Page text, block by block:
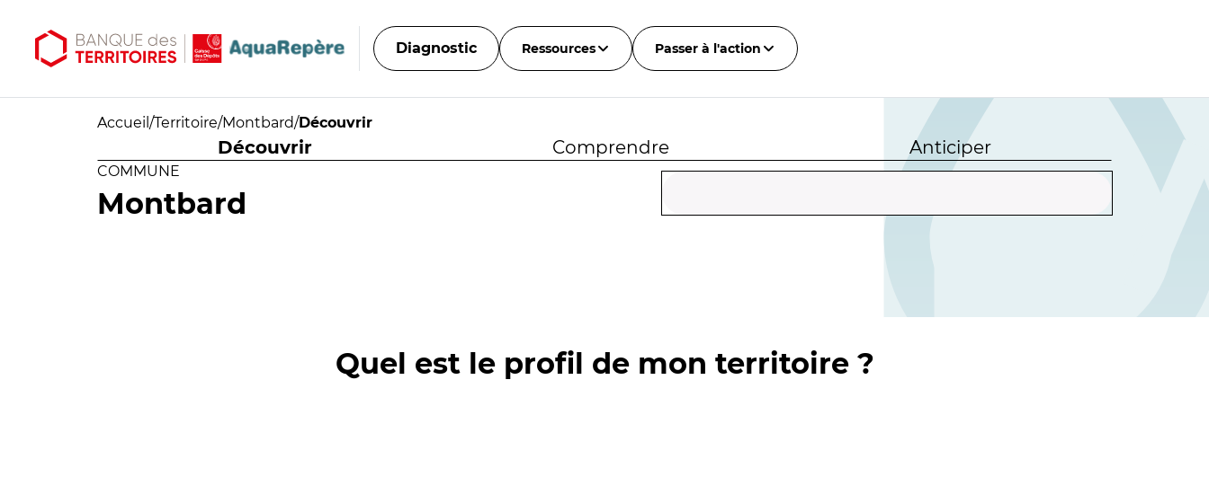
Diagnostic Ressources Passer à l'action
Accueil /Territoire/Montbard/Découvrir
Découvrir Comprendre Anticiper
COMMUNE
Montbard
Quel est le profil de mon territoire ?